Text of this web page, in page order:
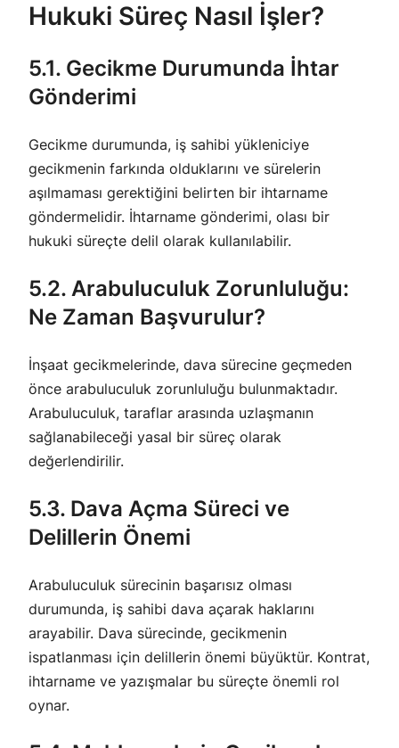
Hukuki Süreç Nasıl İşler?
5.1. Gecikme Durumunda İhtar
Gönderimi
Gecikme durumunda, iş sahibi yükleniciye
gecikmenin farkında olduklarını ve sürelerin
aşılmaması gerektiğini belirten bir ihtarname
göndermelidir. İhtarname gönderimi, olası bir
hukuki süreçte delil olarak kullanılabilir.
5.2. Arabuluculuk Zorunluluğu:
Ne Zaman Başvurulur?
İnşaat gecikmelerinde, dava sürecine geçmeden
önce arabuluculuk zorunluluğu bulunmaktadır.
Arabuluculuk, taraflar arasında uzlaşmanın
sağlanabileceği yasal bir süreç olarak
değerlendirilir.
5.3. Dava Açma Süreci ve
Delillerin Önemi
Arabuluculuk sürecinin başarısız olması
durumunda, iş sahibi dava açarak haklarını
arayabilir. Dava sürecinde, gecikmenin
ispatlanması için delillerin önemi büyüktür. Kontrat,
ihtarname ve yazışmalar bu süreçte önemli rol
oynar.